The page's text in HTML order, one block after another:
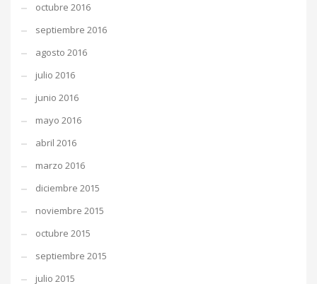
octubre 2016
septiembre 2016
agosto 2016
julio 2016
junio 2016
mayo 2016
abril 2016
marzo 2016
diciembre 2015
noviembre 2015
octubre 2015
septiembre 2015
julio 2015